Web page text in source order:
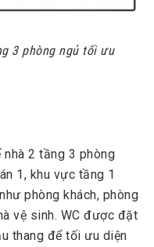
3 phòng ngủ tối ưu
2 tầng 3 phòng
1, khu vực tầng 1
phòng khách, phòng
vệ sinh. WC được đặt
thang để tối ưu diện